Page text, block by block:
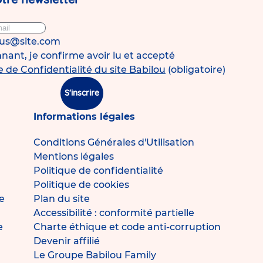
je confirme avoir lu et accepté
de Confidentialité du site Babilou (obligatoire)
S'inscrire
Informations légales
Conditions Générales d'Utilisation
Mentions légales
Politique de confidentialité
Politique de cookies
Plan du site
Accessibilité : conformité partielle
Charte éthique et code anti-corruption
Devenir affilié
Le Groupe Babilou Family